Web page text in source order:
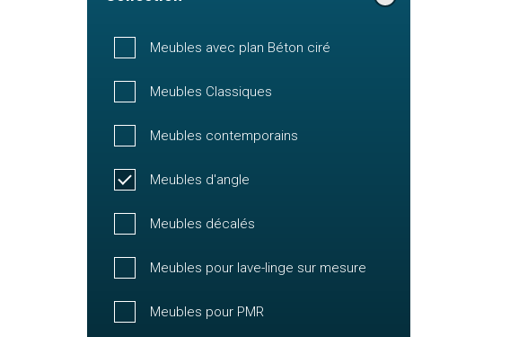
Meubles avec plan Béton ciré
Meubles Classiques
Meubles contemporains
Meubles d'angle
Meubles décalés
Meubles pour lave-linge sur mesure
Meubles pour PMR